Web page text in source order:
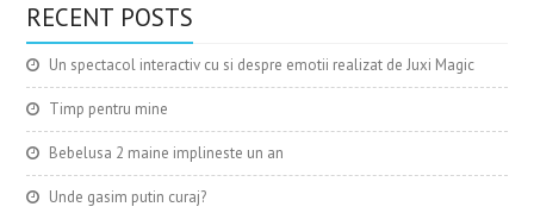
RECENT POSTS
Un spectacol interactiv cu si despre emotii realizat de Juxi Magic
Timp pentru mine
Bebelusa 2 maine implineste un an
Unde gasim putin curaj?